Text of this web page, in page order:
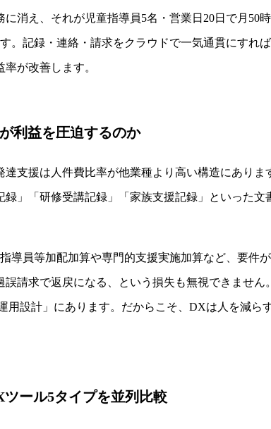
に消え、それが児童指導員5名・営業日20日で月50
。記録・連絡・請求をクラウドで一気通貫にすれ
が改善します。
利益を圧迫するのか
支援は人件費比率が他業種より高い構造にあり
録」「研修受講記録」「家族支援記録」といった
導員等加配加算や専門的支援実施加算など、要件
請求で返戻になる、という損失も無視できませ
用設計」にあります。だからこそ、DXは人を減
ール5タイプを並列比較